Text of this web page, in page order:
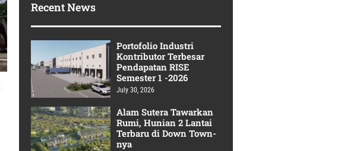
Recent News
Portofolio Industri
Kontributor Terbesar
Pendapatan RISE
Semester 1 -2026
July 30, 2026
Alam Sutera Tawarkan
Rumi, Hunian 2 Lantai
Terbaru di Down Town-
nya